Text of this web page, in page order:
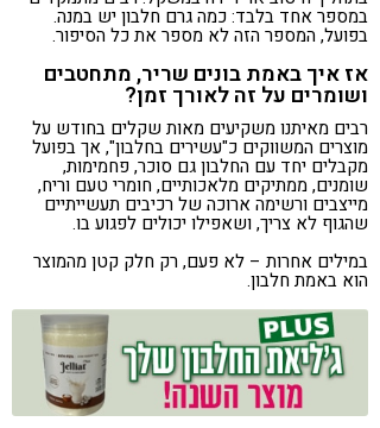
במספר אחד בלבד: כמה גרם חלבון יש במנה.
בפועל, המספר הזה לא מספר את כל הסיפור.
אז איך באמת בונים שריר, מתחטבים
ושומרים על זה לאורך זמן?
רבים מאיתנו משקיעים מאות שקלים בחודש על
מוצרים המשווקים כ"עשירים בחלבון", אך בפועל
מקבלים יחד עם החלבון גם סוכר, פחמימות,
שומנים, ממתיקים מלאכותיים, חומרי טעם וריח,
מייצבים ורשימה ארוכה של רכיבים תעשייתיים
שהגוף לא צריך, ושאפילו יכולים לפגוע בו.
במילים אחרות – לא פעם, רק חלק קטן מהמוצר
הוא באמת חלבון.